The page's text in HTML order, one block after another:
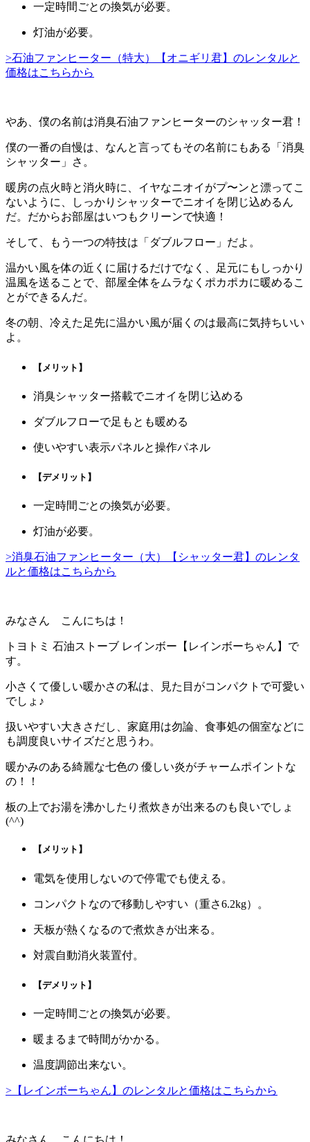
一定時間ごとの換気が必要。
灯油が必要。
>石油ファンヒーター（特大）【オニギリ君】のレンタルと
価格はこちらから
やあ、僕の名前は消臭石油ファンヒーターのシャッター君！
僕の一番の自慢は、なんと言ってもその名前にもある「消臭
シャッター」さ。
暖房の点火時と消火時に、イヤなニオイがプ〜ンと漂ってこ
ないように、しっかりシャッターでニオイを閉じ込めるん
だ。だからお部屋はいつもクリーンで快適！
そして、もう一つの特技は「ダブルフロー」だよ。
温かい風を体の近くに届けるだけでなく、足元にもしっかり
温風を送ることで、部屋全体をムラなくポカポカに暖めるこ
とができるんだ。
冬の朝、冷えた足先に温かい風が届くのは最高に気持ちいい
よ。
【メリット】
消臭シャッター搭載でニオイを閉じ込める
ダブルフローで足もとも暖める
使いやすい表示パネルと操作パネル
【デメリット】
一定時間ごとの換気が必要。
灯油が必要。
>消臭石油ファンヒーター（大）【シャッター君】のレンタ
ルと価格はこちらから
みなさん こんにちは！
トヨトミ 石油ストーブ レインボー 【レインボーちゃん】 で
す。
小さくて優しい暖かさの私は、見た目がコンパクトで可愛い
でしょ♪
扱いやすい大きさだし、家庭用は勿論、食事処の個室などに
も調度良いサイズだと思うわ。
暖かみのある綺麗な七色の 優しい炎がチャームポイントな
の！！
板の上でお湯を沸かしたり煮炊きが出来るのも良いでしょ
(^^)
【メリット】
電気を使用しないので停電でも使える。
コンパクトなので移動しやすい（重さ6.2kg）。
天板が熱くなるので煮炊きが出来る。
対震自動消火装置付。
【デメリット】
一定時間ごとの換気が必要。
暖まるまで時間がかかる。
温度調節出来ない。
>【レインボーちゃん】のレンタルと価格はこちらから
みなさん こんにちは！